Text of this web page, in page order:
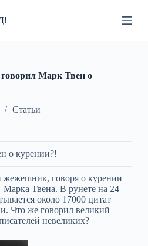
Марк Твен о
Статьи
о курении?!
говоря о курении
Марка Твена. В рунете на 24
около 17000 цитат
Что же говорил великий
невеликих?